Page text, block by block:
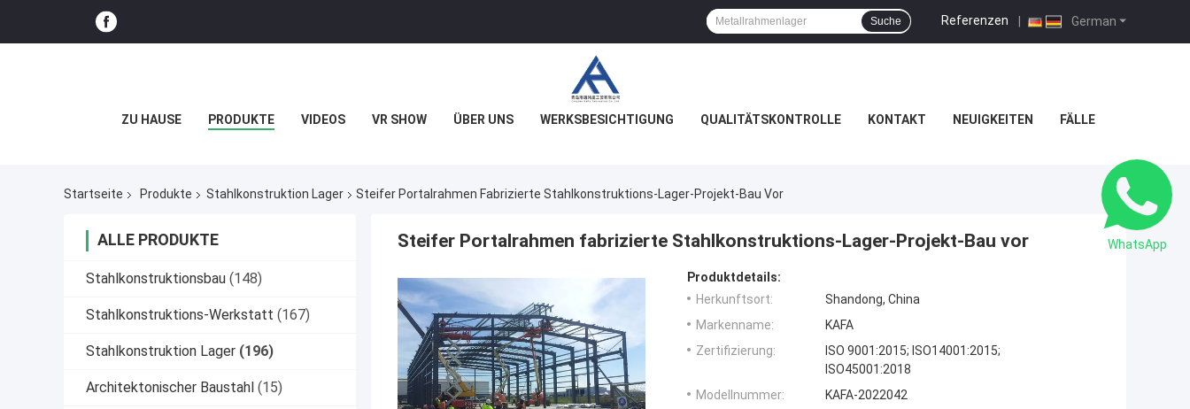
German
Referenzen |
Suche
ZU HAUSE PRODUKTE VIDEOS VR SHOW ÜBER UNS WERKSBESICHTIGUNG QUALITÄTSKONTROLLE KONTAKT NEUIGKEITEN FÄLLE
Startseite Produkte Stahlkonstruktion Lager Steifer Portalrahmen Fabrizierte Stahlkonstruktions-Lager-Projekt-Bau Vor
ALLE PRODUKTE
Stahlkonstruktionsbau (148)
Stahlkonstruktions-Werkstatt (167)
Stahlkonstruktion Lager (196)
Architektonischer Baustahl (15)
Steifer Portalrahmen fabrizierte Stahlkonstruktions-Lager-Projekt-Bau vor
Produktdetails:
Herkunftsort:
Shandong, China
Markenname:
KAFA
Zertifizierung:
ISO 9001:2015; ISO14001:2015;
ISO45001:2018
Modellnummer:
KAFA-2022042
WhatsApp